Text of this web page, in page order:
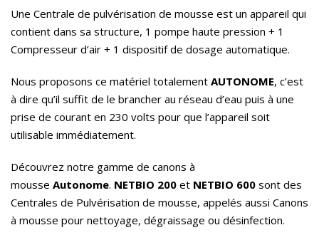
Une Centrale de pulvérisation de mousse est un appareil qui
contient dans sa structure, 1 pompe haute pression + 1
Compresseur d’air + 1 dispositif de dosage automatique.
Nous proposons ce matériel totalement AUTONOME, c’est
à dire qu’il suffit de le brancher au réseau d’eau puis à une
prise de courant en 230 volts pour que l’appareil soit
utilisable immédiatement.
Découvrez notre gamme de canons à
mousse Autonome. NETBIO 200 et NETBIO 600 sont des
Centrales de Pulvérisation de mousse, appelés aussi Canons
à mousse pour nettoyage, dégraissage ou désinfection.